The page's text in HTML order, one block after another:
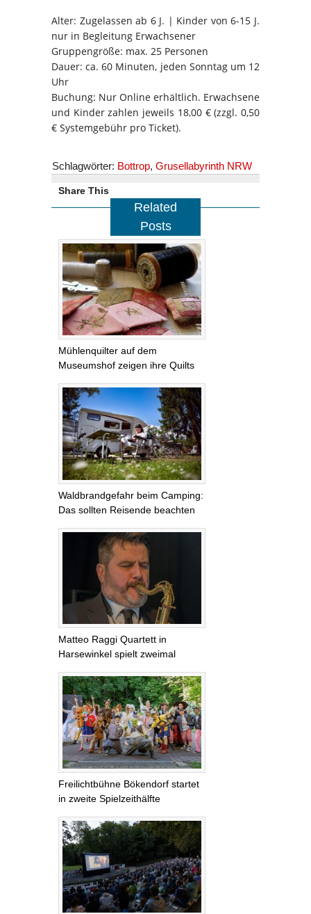
Alter: Zugelassen ab 6 J. | Kinder von 6-15 J.
nur in Begleitung Erwachsener
Gruppengröße: max. 25 Personen
Dauer: ca. 60 Minuten, jeden Sonntag um 12
Uhr
Buchung: Nur Online erhältlich. Erwachsene
und Kinder zahlen jeweils 18,00 € (zzgl. 0,50
€ Systemgebühr pro Ticket).
Schlagwörter: Bottrop, Grusellabyrinth NRW
Share This
Related
Posts
Mühlenquilter auf dem
Museumshof zeigen ihre Quilts
Waldbrandgefahr beim Camping:
Das sollten Reisende beachten
Matteo Raggi Quartett in
Harsewinkel spielt zweimal
Freilichtbühne Bökendorf startet
in zweite Spielzeithälfte